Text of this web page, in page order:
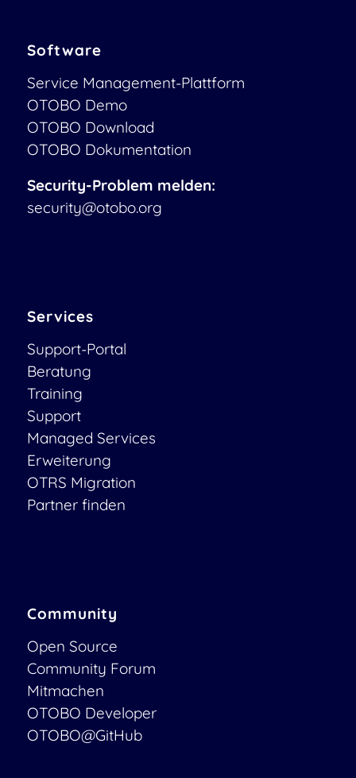
Software
Service Management-Plattform
OTOBO Demo
OTOBO Download
OTOBO Dokumentation
Security-Problem melden:
security@otobo.org
Services
Support-Portal
Beratung
Training
Support
Managed Services
Erweiterung
OTRS Migration
Partner finden
Community
Open Source
Community Forum
Mitmachen
OTOBO Developer
OTOBO@GitHub